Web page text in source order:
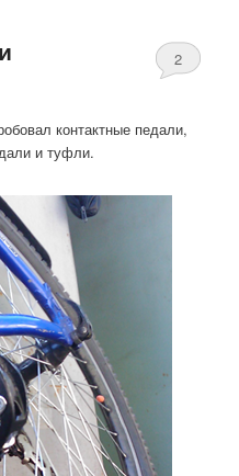
2
контактные педали,
и туфли.